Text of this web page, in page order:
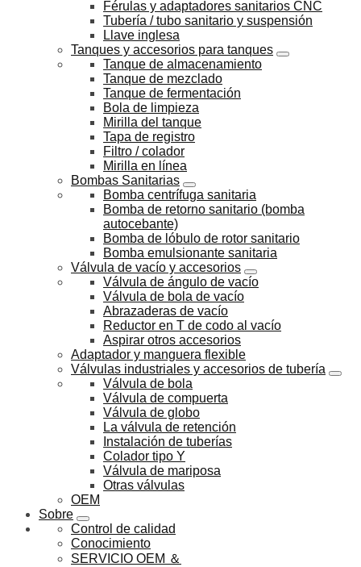
Férulas y adaptadores sanitarios CNC
Tubería / tubo sanitario y suspensión
Llave inglesa
Tanques y accesorios para tanques
Tanque de almacenamiento
Tanque de mezclado
Tanque de fermentación
Bola de limpieza
Mirilla del tanque
Tapa de registro
Filtro / colador
Mirilla en línea
Bombas Sanitarias
Bomba centrífuga sanitaria
Bomba de retorno sanitario (bomba
autocebante)
Bomba de lóbulo de rotor sanitario
Bomba emulsionante sanitaria
Válvula de vacío y accesorios
Válvula de ángulo de vacío
Válvula de bola de vacío
Abrazaderas de vacío
Reductor en T de codo al vacío
Aspirar otros accesorios
Adaptador y manguera flexible
Válvulas industriales y accesorios de tubería
Válvula de bola
Válvula de compuerta
Válvula de globo
La válvula de retención
Instalación de tuberías
Colador tipo Y
Válvula de mariposa
Otras válvulas
OEM
Sobre
Control de calidad
Conocimiento
SERVICIO OEM ＆